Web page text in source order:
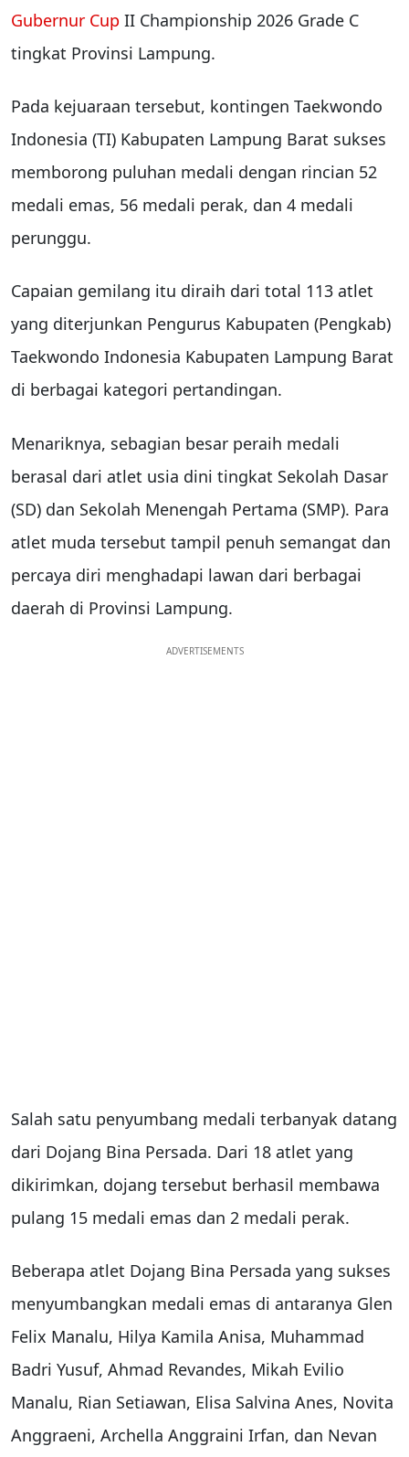
Gubernur Cup II Championship 2026 Grade C
tingkat Provinsi Lampung.
Pada kejuaraan tersebut, kontingen Taekwondo
Indonesia (TI) Kabupaten Lampung Barat sukses
memborong puluhan medali dengan rincian 52
medali emas, 56 medali perak, dan 4 medali
perunggu.
Capaian gemilang itu diraih dari total 113 atlet
yang diterjunkan Pengurus Kabupaten (Pengkab)
Taekwondo Indonesia Kabupaten Lampung Barat
di berbagai kategori pertandingan.
Menariknya, sebagian besar peraih medali
berasal dari atlet usia dini tingkat Sekolah Dasar
(SD) dan Sekolah Menengah Pertama (SMP). Para
atlet muda tersebut tampil penuh semangat dan
percaya diri menghadapi lawan dari berbagai
daerah di Provinsi Lampung.
ADVERTISEMENTS
Salah satu penyumbang medali terbanyak datang
dari Dojang Bina Persada. Dari 18 atlet yang
dikirimkan, dojang tersebut berhasil membawa
pulang 15 medali emas dan 2 medali perak.
Beberapa atlet Dojang Bina Persada yang sukses
menyumbangkan medali emas di antaranya Glen
Felix Manalu, Hilya Kamila Anisa, Muhammad
Badri Yusuf, Ahmad Revandes, Mikah Evilio
Manalu, Rian Setiawan, Elisa Salvina Anes, Novita
Anggraeni, Archella Anggraini Irfan, dan Nevan